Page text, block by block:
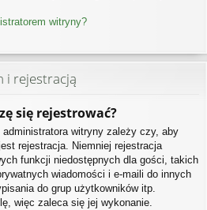
witryny?
i rejestracją
się rejestrować?
witryny zależy czy, aby
rejestracja. Niemniej rejestracja
funkcji niedostępnych dla gości, takich
wiadomości i e-maili do innych
do grup użytkowników itp.
więc zaleca się jej wykonanie.